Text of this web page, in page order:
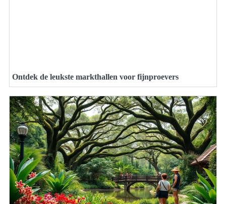
Ontdek de leukste markthallen voor fijnproevers